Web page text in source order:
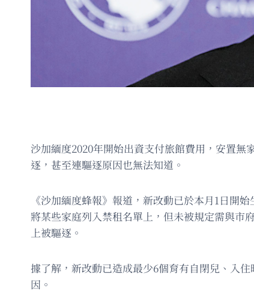
沙加緬度2020年開始出資支付旅館費用，安置
逐，甚至連驅逐原因也無法知道。
《沙加緬度蜂報》報道，新改動已於本月1日開
將某些家庭列入禁租名單上，但未被規定需與市
上被驅逐。
據了解，新改動已造成最少6個育有自閉兒、入
因。